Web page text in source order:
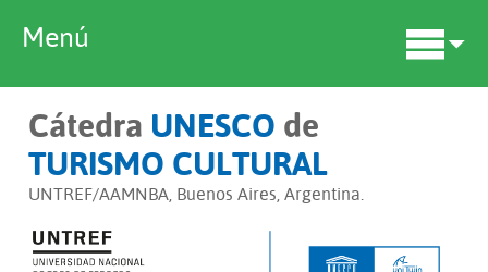
Cátedra UNESCO de
TURISMO CULTURAL
UNTREF/AAMNBA, Buenos Aires, Argentina.
Menú